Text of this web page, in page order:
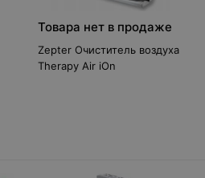
Товара нет в продаже
Zepter Очиститель воздуха
Therapy Air iOn